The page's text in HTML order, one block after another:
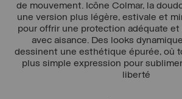
de mouvement. Icône Colmar, la
une version plus légère, estivale et
pour offrir une protection adéquate et
avec aisance. Des looks
dessinent une esthétique épurée, où
plus simple expression pour
liberté